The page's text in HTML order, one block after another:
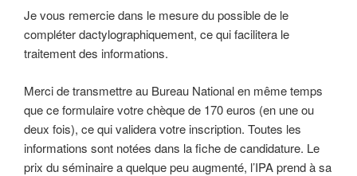
Je vous remercie dans le mesure du possible de le
compléter dactylographiquement, ce qui facilitera le
traitement des informations.
Merci de transmettre au Bureau National en même temps
que ce formulaire votre chèque de 170 euros (en une ou
deux fois), ce qui validera votre inscription. Toutes les
informations sont notées dans la fiche de candidature. Le
prix du séminaire a quelque peu augmenté, l’IPA prend à sa